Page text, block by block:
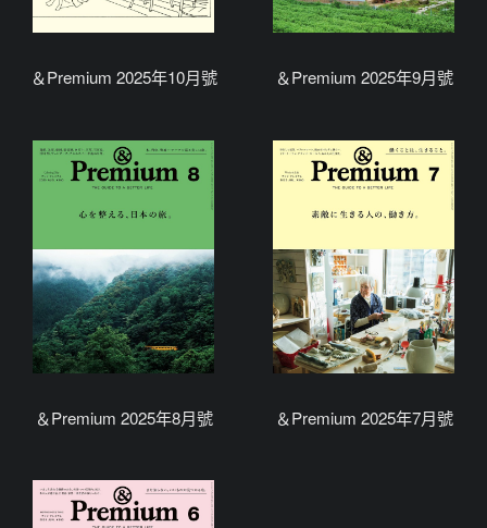
＆Premium 2025年10月號 ＆Premium 2025年9月號
＆Premium 2025年8月號 ＆Premium 2025年7月號